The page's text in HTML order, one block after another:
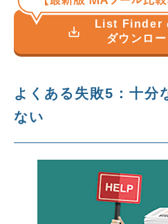
save_alt
List Finder
ダウンロ
よくある失敗5：十分
ない